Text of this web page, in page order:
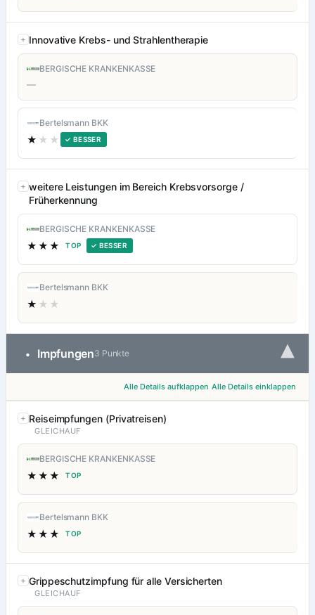
Innovative Krebs- und Strahlentherapie
BERGISCHE KRANKENKASSE
—
Bertelsmann BKK
★ ★★ ✓ BESSER
weitere Leistungen im Bereich Krebsvorsorge /
Früherkennung
BERGISCHE KRANKENKASSE
★★★ TOP ✓ BESSER
Bertelsmann BKK
★ ★★
• Impfungen3 Punkte ▾
Alle Details aufklappen Alle Details einklappen
Reiseimpfungen (Privatreisen)
GLEICHAUF
BERGISCHE KRANKENKASSE
★★★ TOP
Bertelsmann BKK
★★★ TOP
Grippeschutzimpfung für alle Versicherten
GLEICHAUF